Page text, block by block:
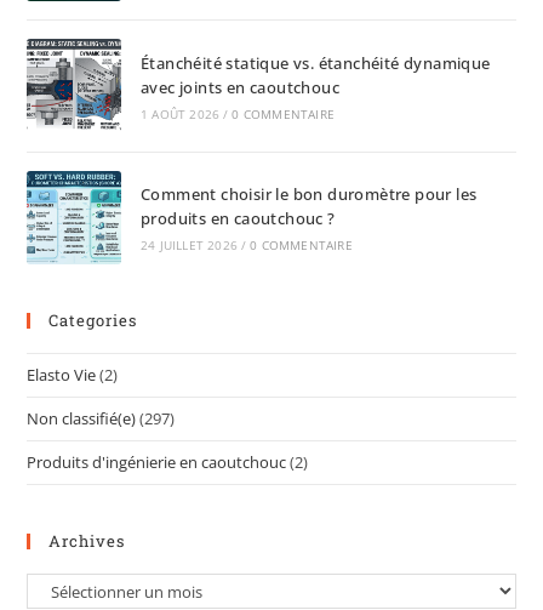
Étanchéité statique vs. étanchéité dynamique
avec joints en caoutchouc
1 AOÛT 2026 / 0 COMMENTAIRE
Comment choisir le bon duromètre pour les
produits en caoutchouc ?
24 JUILLET 2026 / 0 COMMENTAIRE
Categories
Elasto Vie(2)
Non classifié(e)(297)
Produits d'ingénierie en caoutchouc(2)
Archives